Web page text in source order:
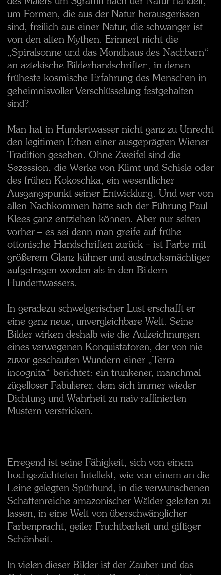
des Malers um Sgraffiti nach der Natur handelt,
um Formen, die aus der Natur herausgerissen
sind, freilich aus einer Natur, die schwanger ist
von den alten Mythen. Erinnert nicht die
„Spiralsonne und das Mondhaus des Nachbarn“
an aztekische Bilderhandschriften, in denen
früheste kosmische Erfahrung des Menschen in
geheimnisvoller Verschlüsselung festgehalten
sind?
Man hat in Hundertwasser nicht ganz zu Unrecht
den legitimen Erben einer ausgeprägten Wiener
Tradition gesehen. Ohne Zweifel sind die
Sezession, die Werke von Klimt und Schiele oder
des frühen Kokoschka, ein wesentlicher
Ausgangspunkt seiner Entwicklung. Und wer von
allen Nachkommen hätte sich der Führung Paul
Klees ganz entziehen können. Aber nur selten
vorher – es sei denn man greife auf frühe
ottonische Handschriften zurück – ist Farbe mit
größerem Glanz kühner und ausdrucksmächtiger
aufgetragen worden als in den Bildern
Hundertwassers.
In geradezu schwelgerischer Lust erschafft er
eine ganz neue, unvergleichbare Welt. Seine
Bilder wirken deshalb wie die Aufzeichnungen
eines verwegenen Konquistatoren, der von nie
zuvor geschauten Wundern einer „Terra
incognita“ berichtet: ein trunkener, manchmal
zügelloser Fabulierer, dem sich immer wieder
Dichtung und Wahrheit zu naiv-raffinierten
Mustern verstricken.
Erregend ist seine Fähigkeit, sich von einem
hochgezüchteten Intellekt, wie von einem an die
Leine gelegten Spürhund, in die verwunschenen
Schattenreiche amazonischer Wälder geleiten zu
lassen, in eine Welt von überschwänglicher
Farbenpracht, geiler Fruchtbarkeit und giftiger
Schönheit.
In vielen dieser Bilder ist der Zauber und das